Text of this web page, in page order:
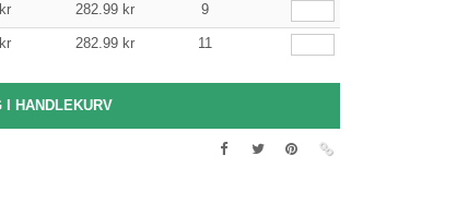
kr 282.99 kr 9
kr 282.99 kr 11